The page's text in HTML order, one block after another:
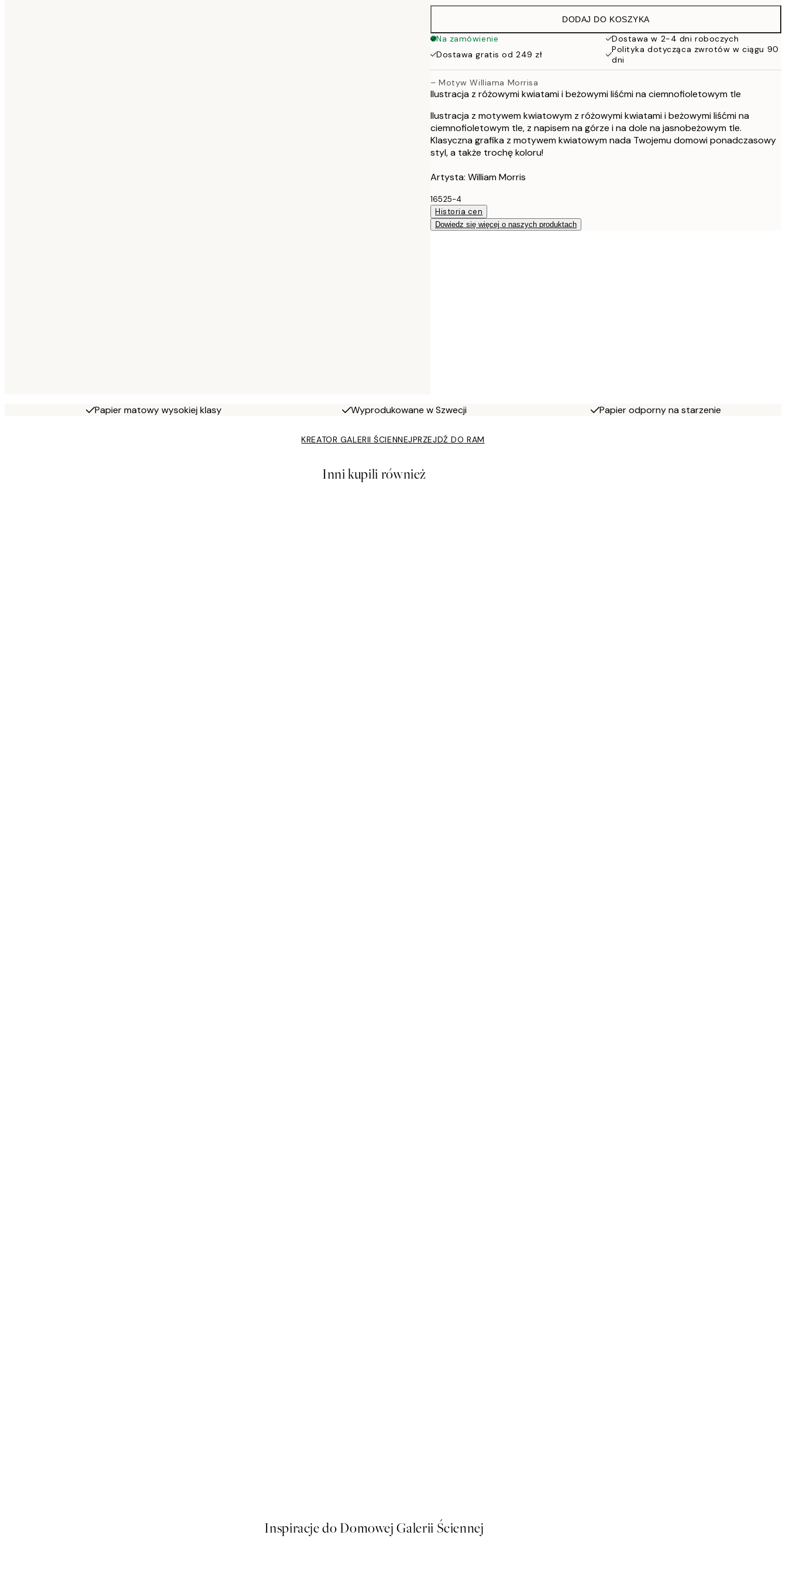
86 zł
152 zł
70x100 cm 103 zł
DODAJ DO KOSZYKA
Na zamówienie
Dostawa w 2-4 dni roboczych
Dostawa gratis od 249 zł
Polityka dotycząca zwrotów w ciągu 90
dni
– Motyw Williama Morrisa
Ilustracja z różowymi kwiatami i beżowymi liśćmi na ciemnofioletowym tle
Ilustracja z motywem kwiatowym z różowymi kwiatami i beżowymi liśćmi na
ciemnofioletowym tle, z napisem na górze i na dole na jasnobeżowym tle.
Klasyczna grafika z motywem kwiatowym nada Twojemu domowi ponadczasowy
styl, a także trochę koloru!
Artysta: William Morris
16525-4
Historia cen
Dowiedz się więcej o naszych produktach
Papier matowy wysokiej klasy Wyprodukowane w Szwecji Papier odporny na starzenie
KREATOR GALERII ŚCIENNEJPRZEJDŹ DO RAM
Inni kupili również
Inspiracje do Domowej Galerii Ściennej